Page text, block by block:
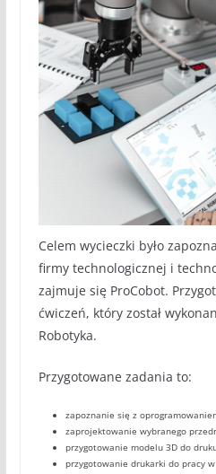
Celem wycieczki było
firmy technologicznej i
zajmuje się ProCobot.
ćwiczeń, który został
Robotyka.
Przygotowane zadania to:
zapoznanie się z
zaprojektowanie wybranego
przygotowanie modelu 3D do
przygotowanie drukarki do pracy